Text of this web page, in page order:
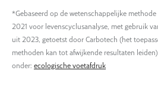
*Gebaseerd op de wetenschappelijke
2021 voor levenscyclusanalyse, met gebruik
uit 2023, getoetst door Carbotech (het
methoden kan tot afwijkende resultaten
onder: ecologische voetafdruk